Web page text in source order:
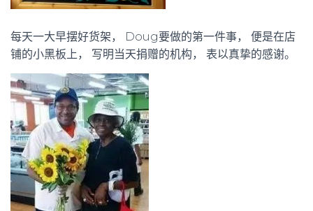
每天一大早摆好货架， Doug要做的第一件事， 便是在店
铺的小黑板上， 写明当天捐赠的机构， 表以真挚的感谢。